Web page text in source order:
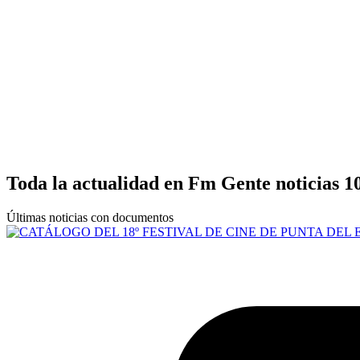
Toda la actualidad en Fm Gente noticias
Últimas noticias con documentos